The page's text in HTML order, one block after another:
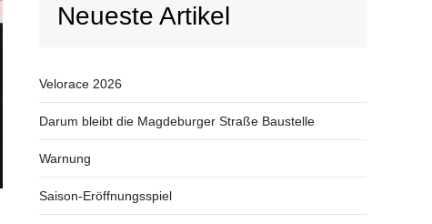
Neueste Artikel
Velorace 2026
Darum bleibt die Magdeburger Straße Baustelle
Warnung
Saison-Eröffnungsspiel